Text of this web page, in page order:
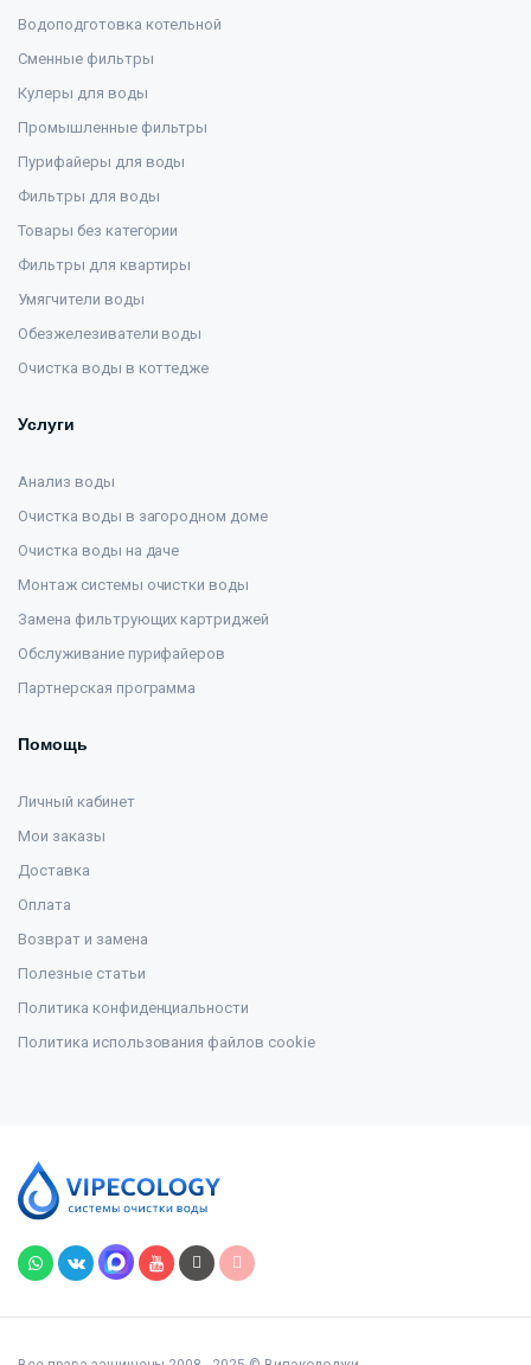
Водоподготовка котельной
Сменные фильтры
Кулеры для воды
Промышленные фильтры
Пурифайеры для воды
Фильтры для воды
Товары без категории
Фильтры для квартиры
Умягчители воды
Обезжелезиватели воды
Очистка воды в коттедже
Услуги
Анализ воды
Очистка воды в загородном доме
Очистка воды на даче
Монтаж системы очистки воды
Замена фильтрующих картриджей
Обслуживание пурифайеров
Партнерская программа
Помощь
Личный кабинет
Мои заказы
Доставка
Оплата
Возврат и замена
Полезные статьи
Политика конфиденциальности
Политика использования файлов cookie